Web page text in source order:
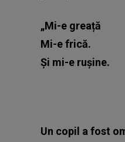
„Mi-e greață
Mi-e frică.
Și mi-e rușine.
Un copil a fost